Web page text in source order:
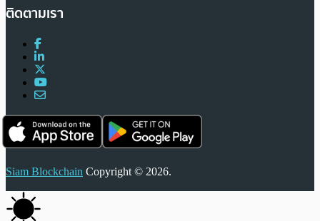
ติดตามเรา
Siam Blockchain Copyright © 2026.